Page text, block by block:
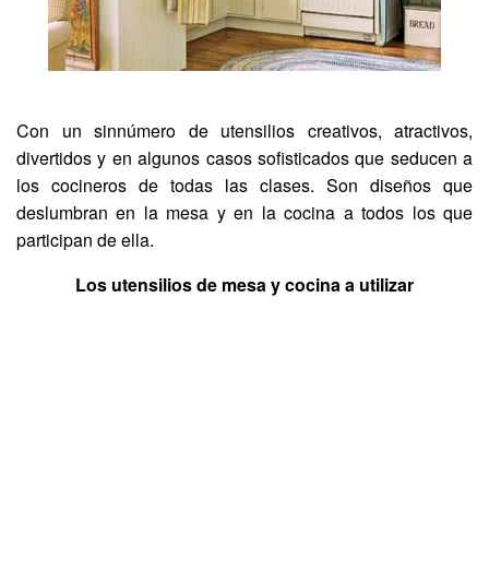
Con un sinnúmero de utensilios creativos, atractivos,
divertidos y en algunos casos sofisticados que seducen a
los cocineros de todas las clases. Son diseños que
deslumbran en la mesa y en la cocina a todos los que
participan de ella.
Los utensilios de mesa y cocina a utilizar